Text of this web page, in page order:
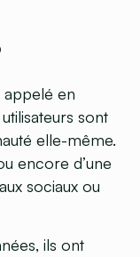
appelé en
sont
elle-même.
encore d’une
sociaux ou
ils ont